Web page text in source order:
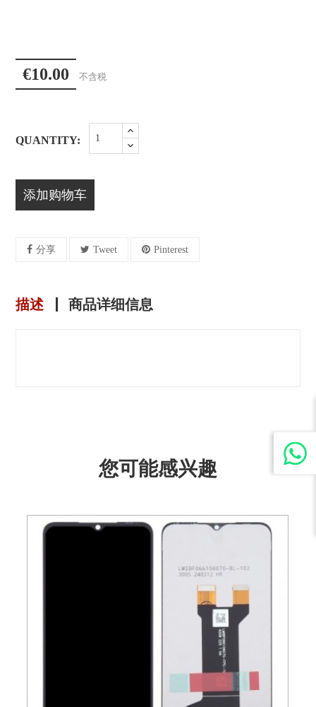
€10.00 不含税
QUANTITY:
添加购物车
分享 Tweet Pinterest
描述 商品详细信息
您可能感兴趣